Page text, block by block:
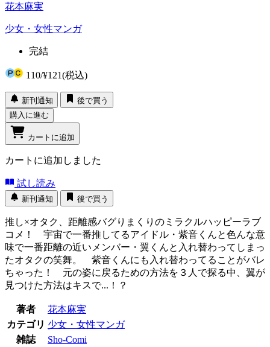
花本麻実
少女・女性マンガ
完結
110/¥121(税込)
新刊通知
後で買う
購入に進む
カートに追加
カートに追加しました
試し読み
新刊通知 後で買う
推し×オタク、距離感バグりまくりのミラクルハッピーラブ
コメ！ 宇宙で一番推してるアイドル・紫音くんと色んな意
味で一番距離の近いメンバー・翼くんと入れ替わってしまっ
たオタクの笑舞。 紫音くんにも入れ替わってることがバレ
ちゃった！ 元の姿に戻るための方法を３人で探る中、翼が
見つけた方法はキスで...！？
著者
花本麻実
カテゴリ 少女・女性マンガ
雑誌
Sho-Comi